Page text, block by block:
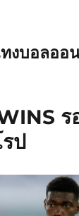
งบอลออ
ป